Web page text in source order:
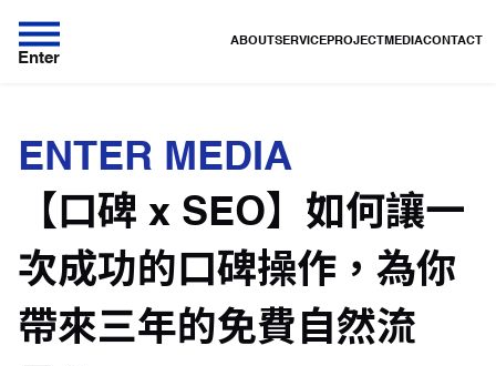
Enter
ABOUT SERVICEPROJECT MEDIACONTACT
ENTER MEDIA
【口碑 x SEO】如何讓一
次成功的口碑操作，為你
帶來三年的免費自然流